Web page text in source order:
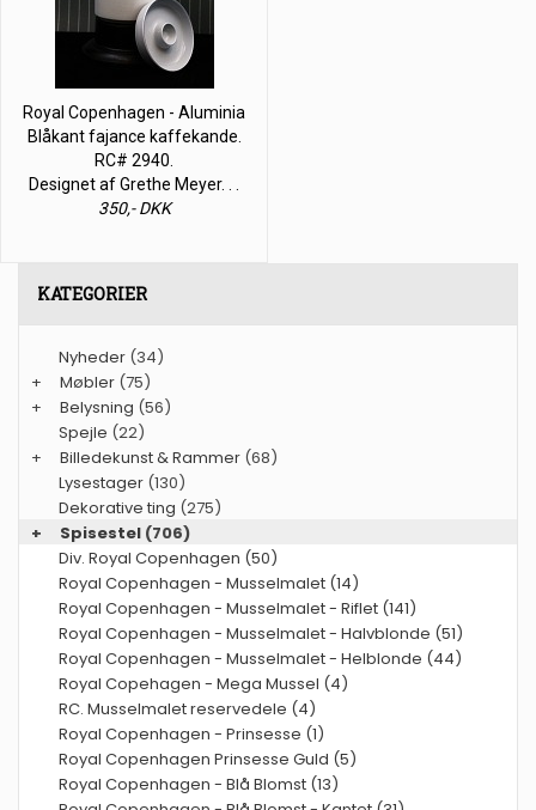
Royal Copenhagen - Aluminia
Blåkant fajance kaffekande.
RC# 2940.
Designet af Grethe Meyer. . .
350,- DKK
KATEGORIER
Nyheder (34)
+
Møbler (75)
+
Belysning (56)
Spejle (22)
+
Billedekunst & Rammer (68)
Lysestager (130)
Dekorative ting (275)
+
Spisestel (706)
Div. Royal Copenhagen (50)
Royal Copenhagen - Musselmalet (14)
Royal Copenhagen - Musselmalet - Riflet (141)
Royal Copenhagen - Musselmalet - Halvblonde (51)
Royal Copenhagen - Musselmalet - Helblonde (44)
Royal Copehagen - Mega Mussel (4)
RC. Musselmalet reservedele (4)
Royal Copenhagen - Prinsesse (1)
Royal Copenhagen Prinsesse Guld (5)
Royal Copenhagen - Blå Blomst (13)